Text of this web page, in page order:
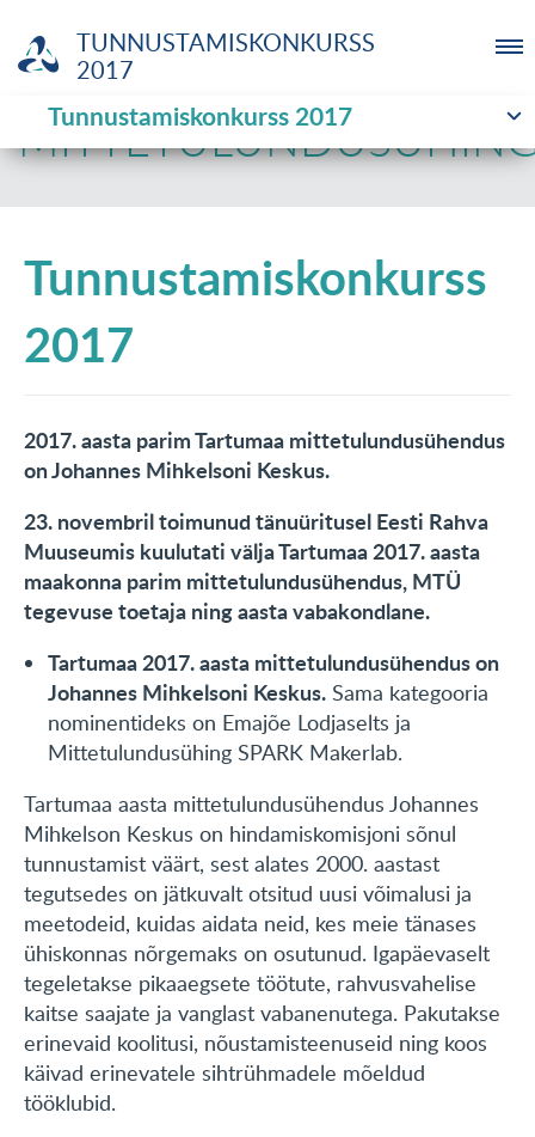
TUNNUSTAMISKONKURSS
2017
ETTEVÕTJA
NOORTELABOR
INVESTOR
UUDISED
KOOLITUSED
KONTAKT
English
Tunnustamiskonkurss 2017
Tunnustamiskonkurss
2017
2017. aasta parim Tartumaa mittetulundusühendus
on Johannes Mihkelsoni Keskus.
23. novembril toimunud tänuüritusel Eesti Rahva
Muuseumis kuulutati välja Tartumaa 2017. aasta
maakonna parim mittetulundusühendus, MTÜ
tegevuse toetaja ning aasta vabakondlane.
Tartumaa 2017. aasta mittetulundusühendus on
Johannes Mihkelsoni Keskus. Sama kategooria
nominentideks on Emajõe Lodjaselts ja
Mittetulundusühing SPARK Makerlab.
Tartumaa aasta mittetulundusühendus Johannes
Mihkelson Keskus on hindamiskomisjoni sõnul
tunnustamist väärt, sest alates 2000. aastast
tegutsedes on jätkuvalt otsitud uusi võimalusi ja
meetodeid, kuidas aidata neid, kes meie tänases
ühiskonnas nõrgemaks on osutunud. Igapäevaselt
tegeletakse pikaaegsete töötute, rahvusvahelise
kaitse saajate ja vanglast vabanenutega. Pakutakse
erinevaid koolitusi, nõustamisteenuseid ning koos
käivad erinevatele sihtrühmadele mõeldud
tööklubid.